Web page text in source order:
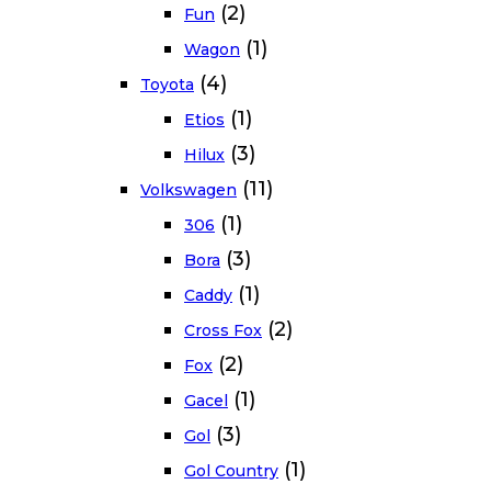
Fun (2)
Wagon (1)
Toyota (4)
Etios (1)
Hilux (3)
Volkswagen (11)
306 (1)
Bora (3)
Caddy (1)
Cross Fox (2)
Fox (2)
Gacel (1)
Gol (3)
Gol Country (1)